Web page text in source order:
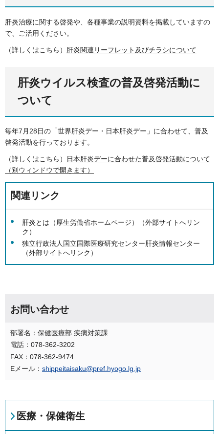
肝炎治療に関する啓発や、各種事業の説明資料を掲載していますの
で、ご活用ください。
（詳しくはこちら） 肝炎関連リーフレット及びチラシについて
肝炎ウイルス検査の普及啓発活動に
ついて
毎年7月28日の「世界肝炎デー・日本肝炎デー」に合わせて、普及
啓発活動を行っております。
（詳しくはこちら）
日本肝炎デーに合わせた普及啓発活動について
（別ウィンドウで開きます）
関連リンク
肝炎とは（厚生労働省ホームページ）（外部サイトへリン
ク）
独立行政法人国立国際医療研究センター肝炎情報センター
（外部サイトへリンク）
お問い合わせ
部署名：保健医療部 疾病対策課
電話：078-362-3202
FAX：078-362-9474
Eメール： shippeitaisaku@pref.hyogo.lg.jp
医療・保健衛生